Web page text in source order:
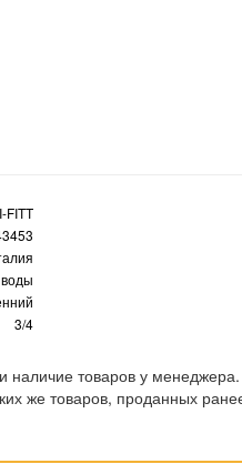
FITT
3/4
наличие товаров у менеджера.
же товаров, проданных